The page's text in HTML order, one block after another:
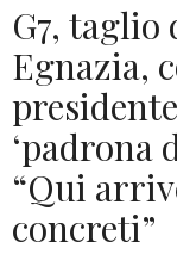
G7, taglio
Egnazia,
‘padrona
“Qui
concreti”